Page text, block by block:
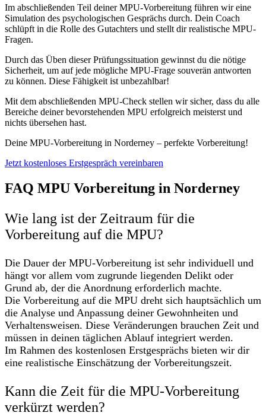
Im abschließenden Teil deiner MPU-Vorbereitung führen wir eine
Simulation des psychologischen Gesprächs durch. Dein Coach
schlüpft in die Rolle des Gutachters und stellt dir realistische MPU-
Fragen.
Durch das Üben dieser Prüfungssituation gewinnst du die nötige
Sicherheit, um auf jede mögliche MPU-Frage souverän antworten
zu können. Diese Fähigkeit ist unbezahlbar!
Mit dem abschließenden MPU-Check stellen wir sicher, dass du alle
Bereiche deiner bevorstehenden MPU erfolgreich meisterst und
nichts übersehen hast.
Deine MPU-Vorbereitung in Norderney – perfekte Vorbereitung!
Jetzt kostenloses Erstgespräch vereinbaren
FAQ MPU Vorbereitung in Norderney
Wie lang ist der Zeitraum für die
Vorbereitung auf die MPU?
Die Dauer der MPU-Vorbereitung ist sehr individuell und
hängt vor allem vom zugrunde liegenden Delikt oder
Grund ab, der die Anordnung erforderlich machte.
Die Vorbereitung auf die MPU dreht sich hauptsächlich um
die Analyse und Anpassung deiner Gewohnheiten und
Verhaltensweisen. Diese Veränderungen brauchen Zeit und
müssen in deinen täglichen Ablauf integriert werden.
Im Rahmen des kostenlosen Erstgesprächs bieten wir dir
eine realistische Einschätzung der Vorbereitungszeit.
Kann die Zeit für die MPU-Vorbereitung
verkürzt werden?